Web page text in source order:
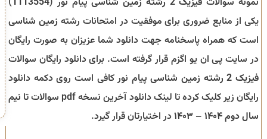
یکی از منابع ضروری برای موفقیت در امتحانات رشته زمین شناسی
است که همراه پاسخنامه جهت دانلود شما عزیزان به صورت رایگان
در سایت پی ان یو اگزم قرار گرفته است. برای دانلود رایگان سوالات
فیزیک 2 رشته زمین شناسی
پیام نور کافی است روی دکمه دانلود
رایگان زیر کلیک کرده تا لینک دانلود آخرین نسخه pdf سوالات تا
نیم
سال دوم ۱۴۰۴ – ۱۴۰۳
در اختیارتان قرار گیرد.